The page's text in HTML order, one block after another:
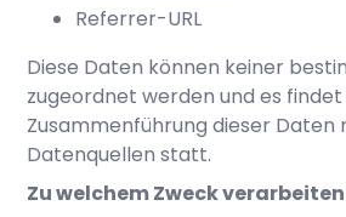
Referrer-URL
Diese Daten können keiner
zugeordnet werden und es findet
Zusammenführung dieser Daten
Datenquellen statt.
Zu welchem Zweck